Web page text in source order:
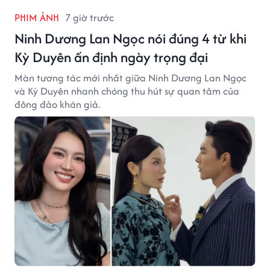
PHIM ẢNH 7 giờ trước
Ninh Dương Lan Ngọc nói đúng 4 từ khi
Kỳ Duyên ấn định ngày trọng đại
Màn tương tác mới nhất giữa Ninh Dương Lan Ngọc
và Kỳ Duyên nhanh chóng thu hút sự quan tâm của
đông đảo khán giả.